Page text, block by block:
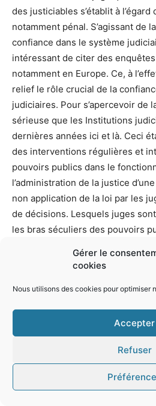
Gérer le
cookies
Nous utilisons des cookies pour optimiser
Accepter
Refuser
des justiciables s’établit à
notamment pénal. S’agissant de
confiance dans le système
intéressant de citer des
notamment en Europe. Ce, à
relief le rôle crucial de la
judiciaires. Pour s’apercevoir de
sérieuse que les Institutions
dernières années ici et là. Ceci
des interventions régulières et
pouvoirs publics dans le
l’administration de la justice
non application de la loi par les
de décisions. Lesquels juges
les bras séculiers des pouvoirs
l’indépendance et de
dysfonctionnement endémique
pénale en Afrique, et
En effet, pour mettre en exergue
administration de la justice,
des enquêtes qui ont menées en
Angleterre et en Allemagne qui
l’espèce. En moyenne, les